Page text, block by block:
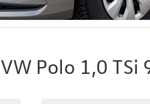
VW Polo 1,0